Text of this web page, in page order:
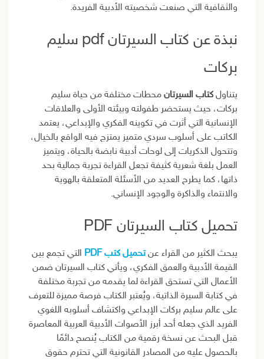
والثقافية التي صنعت شخصيته الأدبية الفريدة.
نبذة عن كتاب السيرتان pdf سليم
بركات
يتناول كتاب السيرتان محطات مختلفة من حياة سليم
بركات، حيث يستحضر طفولته وبيئته الأولى والعلاقات
الإنسانية التي أثرت في تكوينه الفكري والإبداعي، يعتمد
الكاتب على أسلوب سردي متميز يمتزج فيه الواقع بالخيال،
وتتحول الذكريات إلى لوحات أدبية نابضة بالحياة، ويتميز
العمل بلغة شعرية كثيفة تجعل القراءة تجربة جمالية بحد
ذاتها، كما يطرح العديد من الأسئلة المتعلقة بالهوية
والانتماء والذاكرة والوجود الإنساني.
تحميل كتاب السيرتان PDF
يبحث الكثير من القراء عنتحميل كتب PDF
التي تجمع بين
القيمة الأدبية والعمق الفكري، ويأتي كتاب السيرتان ضمن
الأعمال التي تستحق القراءة لما يقدمه من تجربة مختلفة
في كتابة السيرة الذاتية، ويُعتبر الكتاب فرصة مميزة للتعرف
على عالم سليم بركات الإبداعي واكتشاف أسلوبه اللغوي
الفريد الذي جعله أحد أبرز الأصوات الأدبية العربية المعاصرة
قبل البحث عن نسخة رقمية من الكتاب يُنصح دائمًا
بالحصول عليه من المصادر القانونية التي تحترم حقوق